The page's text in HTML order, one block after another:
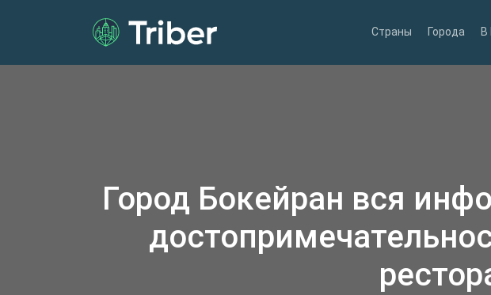
Страны Города В
Город Бокейран вся